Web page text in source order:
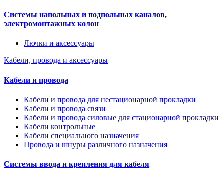
Системы напольных и подпольных каналов,
электромонтажных колон
Лючки и аксессуары
Кабели, провода и аксессуары
Кабели и провода
Кабели и провода для нестационарной прокладки
Кабели и провода связи
Кабели и провода силовые для стационарной прокладки
Кабели контрольные
Кабели специального назначения
Провода и шнуры различного назначения
Системы ввода и крепления для кабеля